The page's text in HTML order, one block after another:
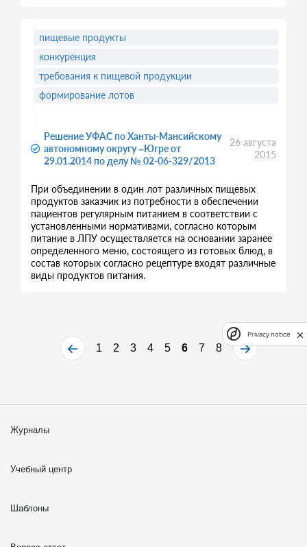
Решение УФАС по Ханты-Мансийскому
автономному округу –Югре от
29.01.2014 по делу № 02-06-329/2013
26 августа
2015
При объединении в один лот различных пищевых
продуктов заказчик из потребности в обеспечении
пациентов регулярным питанием в соответствии с
установленными нормативами, согласно которым
питание в ЛПУ осуществляется на основании заранее
определенного меню, состоящего из готовых блюд, в
состав которых согласно рецептуре входят различные
виды продуктов питания.
пищевые продукты
конкуренция
требования к пищевой продукции
формирование лотов
1 2 3 4 5 6 7 8
Журналы
Учебный центр
Шаблоны
Privacy notice